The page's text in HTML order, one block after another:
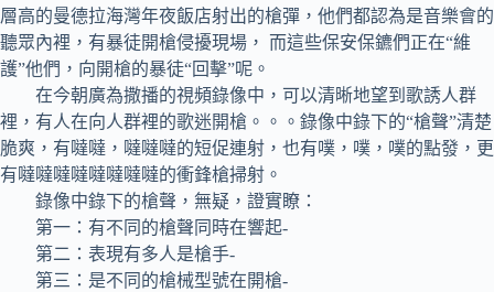
層高的曼德拉海灣年夜飯店射出的槍彈，他們都認為是音樂會的
聽眾內裡，有暴徒開槍侵擾現場， 而這些保安保鑣們正在“維
護”他們，向開槍的暴徒“回擊”呢。
在今朝廣為撒播的視頻錄像中，可以清晰地望到歌誘人群
裡，有人在向人群裡的歌迷開槍。。。錄像中錄下的“槍聲”清楚
脆爽，有噠噠，噠噠噠的短促連射，也有噗，噗，噗的點發，更
有噠噠噠噠噠噠噠噠的衝鋒槍掃射。
錄像中錄下的槍聲，無疑，證實瞭：
第一：有不同的槍聲同時在響起-
第二：表現有多人是槍手-
第三：是不同的槍械型號在開槍-